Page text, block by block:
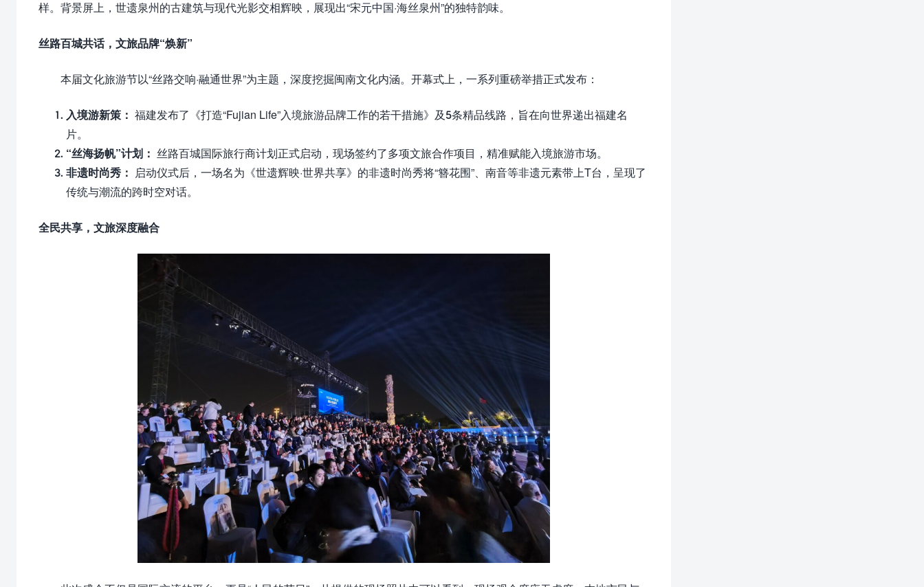
样。背景屏上，世遗泉州的古建筑与现代光影交相辉映，展现出“宋元中国·海丝泉州”的独特韵味。
丝路百城共话，文旅品牌“焕新”
本届文化旅游节以“丝路交响·融通世界”为主题，深度挖掘闽南文化内涵。开幕式上，一系列重磅举措正式发布：
入境游新策： 福建发布了《打造“Fujian Life”入境旅游品牌工作的若干措施》及5条精品线路，旨在向世界递出福建名
片。
“丝海扬帆”计划： 丝路百城国际旅行商计划正式启动，现场签约了多项文旅合作项目，精准赋能入境旅游市场。
非遗时尚秀：
启动仪式后，一场名为《世遗辉映·世界共享》的非遗时尚秀将“簪花围”、南音等非遗元素带上T台，呈现了
传统与潮流的跨时空对话。
全民共享，文旅深度融合